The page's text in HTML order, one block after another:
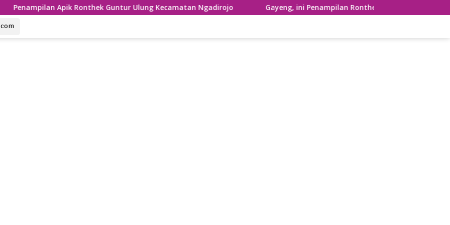
Apik Ronthek Guntur Ulung Kecamatan Ngadirojo Gayeng, ini Penampilan Ronthek Laskar Gajah Gumilap